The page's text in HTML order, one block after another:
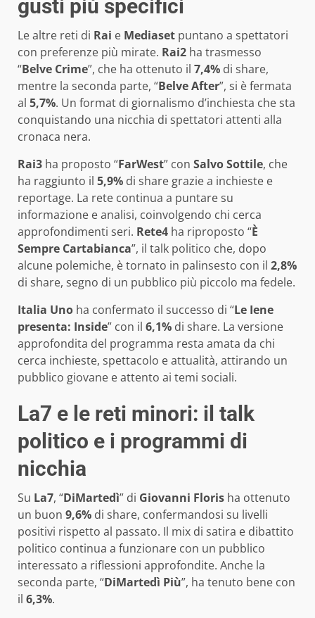
gusti più specifici
Le altre reti di Rai e Mediaset puntano a spettatori
con preferenze più mirate. Rai2 ha trasmesso
“Belve Crime”, che ha ottenuto il 7,4% di share,
mentre la seconda parte, “Belve After”, si è fermata
al 5,7%. Un format di giornalismo d’inchiesta che sta
conquistando una nicchia di spettatori attenti alla
cronaca nera.
Rai3 ha proposto “FarWest” con Salvo Sottile, che
ha raggiunto il 5,9% di share grazie a inchieste e
reportage. La rete continua a puntare su
informazione e analisi, coinvolgendo chi cerca
approfondimenti seri. Rete4 ha riproposto “È
Sempre Cartabianca”, il talk politico che, dopo
alcune polemiche, è tornato in palinsesto con il 2,8%
di share, segno di un pubblico più piccolo ma fedele.
Italia Uno ha confermato il successo di “Le Iene
presenta: Inside” con il 6,1% di share. La versione
approfondita del programma resta amata da chi
cerca inchieste, spettacolo e attualità, attirando un
pubblico giovane e attento ai temi sociali.
La7 e le reti minori: il talk
politico e i programmi di
nicchia
Su La7, “DiMartedì” di Giovanni Floris ha ottenuto
un buon 9,6% di share, confermandosi su livelli
positivi rispetto al passato. Il mix di satira e dibattito
politico continua a funzionare con un pubblico
interessato a riflessioni approfondite. Anche la
seconda parte, “DiMartedì Più”, ha tenuto bene con
il 6,3%.